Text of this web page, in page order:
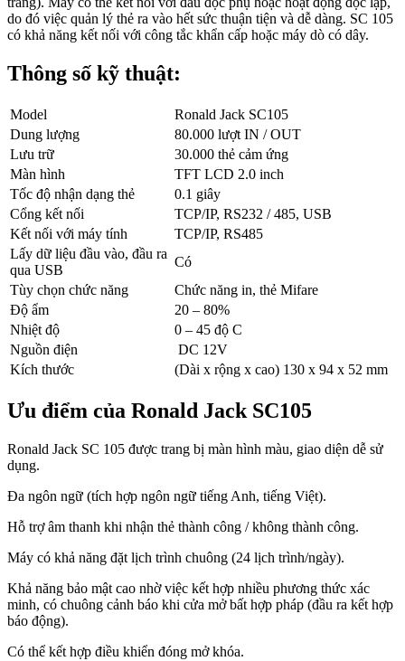
do đó việc quản lý thẻ ra vào hết sức thuận tiện và dễ dàng. SC 105
có khả năng kết nối với công tắc khẩn cấp hoặc máy dò có dây.
Thông số kỹ thuật:
Model
Ronald Jack SC105
Dung lượng
80.000 lượt IN / OUT
Lưu trữ
30.000 thẻ cảm ứng
Màn hình
TFT LCD 2.0 inch
Tốc độ nhận dạng thẻ
0.1 giây
Cổng kết nối
TCP/IP, RS232 / 485, USB
Kết nối với máy tính
TCP/IP, RS485
Lấy dữ liệu đầu vào, đầu ra
qua USB
Có
Tùy chọn chức năng
Chức năng in, thẻ Mifare
Độ ẩm
20 – 80%
Nhiệt độ
0 – 45 độ C
Nguồn điện
DC 12V
Kích thước
(Dài x rộng x cao) 130 x 94 x 52 mm
Ưu điểm của Ronald Jack SC105
Ronald Jack SC 105 được trang bị màn hình màu, giao diện dễ sử
dụng.
Đa ngôn ngữ (tích hợp ngôn ngữ tiếng Anh, tiếng Việt).
Hỗ trợ âm thanh khi nhận thẻ thành công / không thành công.
Máy có khả năng đặt lịch trình chuông (24 lịch trình/ngày).
Khả năng bảo mật cao nhờ việc kết hợp nhiều phương thức xác
minh, có chuông cảnh báo khi cửa mở bất hợp pháp (đầu ra kết hợp
báo động).
Có thể kết hợp điều khiển đóng mở khóa.